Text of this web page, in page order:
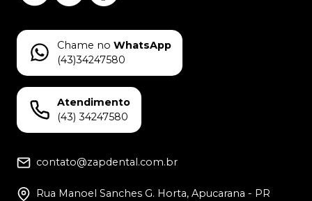
Chame no WhatsApp
(43)34247580
Atendimento
(43) 34247580
contato@zapdental.com.br
Rua Manoel Sanches G. Horta, Apucarana - PR